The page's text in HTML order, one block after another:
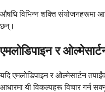
औषधि विभिन्न शक्ति संयोजनहरूमा
छन्।
एमलोडिपाइन र
यदि एमलोडिपाइन र ओल्मेसार्टन
आधारमा यी विकल्पहरू विचार गर्न